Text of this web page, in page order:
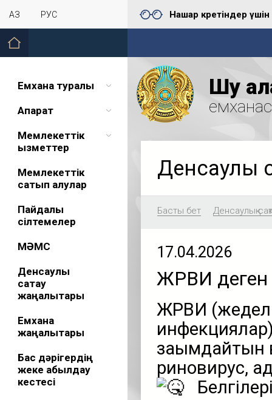
ҚАЗ РУС Нашар көретіндер үшін
Емхана туралы
Ақпарат
Мемлекеттік
қызметтер
Мемлекеттік
сатып алулар
Пайдалы
сілтемелер
МӘМС
Денсаулық
сақтау
жаңалықтары
Емхана
жаңалықтары
Бас дәрігердің
жеке қабылдау
кестесі
Шу
Денсаулық
Басты бет Денсаулық
17.04.2026
ЖРВИ деген
ЖРВИ (жедел
зақымдайтын
риновирус,